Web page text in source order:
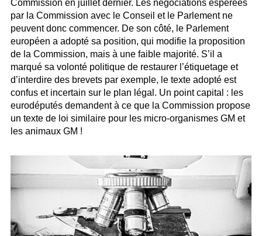
Commission en juillet dernier. Les négociations espérées
par la Commission avec le Conseil et le Parlement ne
peuvent donc commencer. De son côté, le Parlement
européen a adopté sa position, qui modifie la proposition
de la Commission, mais à une faible majorité. S’il a
marqué sa volonté politique de restaurer l’étiquetage et
d’interdire des brevets par exemple, le texte adopté est
confus et incertain sur le plan légal. Un point capital : les
eurodéputés demandent à ce que la Commission propose
un texte de loi similaire pour les micro-organismes GM et
les animaux GM !